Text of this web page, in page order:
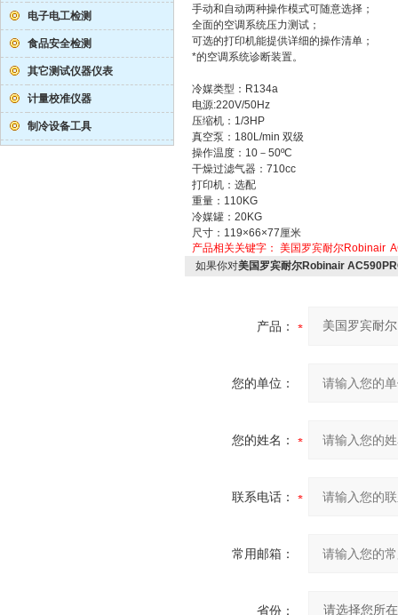
电子电工检测
食品安全检测
其它测试仪器仪表
计量校准仪器
制冷设备工具
手动和自动两种操作模式可随意选择；
全面的空调系统压力测试；
可选的打印机能提供详细的操作清单；
*的空调系统诊断装置。
冷媒类型：R134a
电源:220V/50Hz
压缩机：1/3HP
真空泵：180L/min 双
操作温度：10－50ºC
干燥过滤气器：710cc
打印机：选配
重量：110KG
冷媒罐：20KG
尺寸：119×66×77厘米
产品相关关键字： 美国罗宾耐尔Robinair
如果你对美国罗宾耐尔Robinair
产品：
您的单位：
您的姓名：
联系电话：
常用邮箱：
省份：